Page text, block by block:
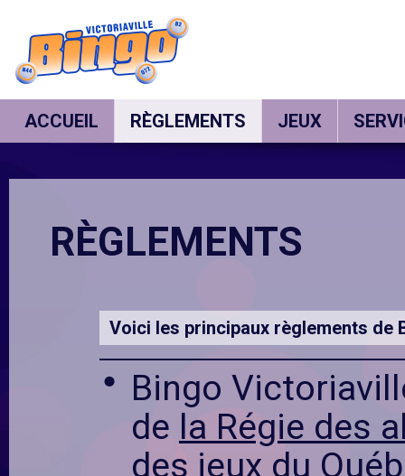
BINGO
VICTORIAVILLE
ACCUEIL RÈGLEMENTS JEUX
RÈGLEMENTS
Voici les principaux règlements de
Bingo
de la Régie des
des jeux du